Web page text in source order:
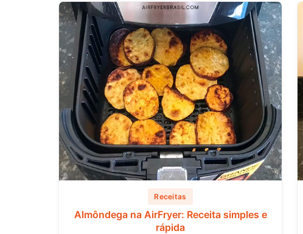
Receitas
Almôndega na AirFryer: Receita simples e
rápida